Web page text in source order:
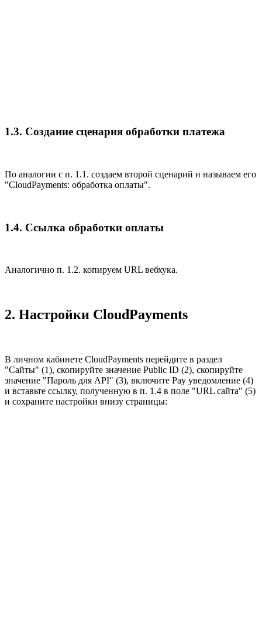
1.3. Создание сценария обработки платежа
По аналогии с п. 1.1. создаем второй сценарий и называем его
"CloudPayments: обработка оплаты".
1.4. Ссылка обработки оплаты
Аналогично п. 1.2. копируем URL вебхука.
2. Настройки CloudPayments
В личном кабинете CloudPayments перейдите в раздел
"Сайты" (1), скопируйте значение Public ID (2), скопируйте
значение "Пароль для API" (3), включите Pay уведомление (4)
и вставьте ссылку, полученную в п. 1.4 в поле "URL сайта" (5)
и сохраните настройки внизу страницы: